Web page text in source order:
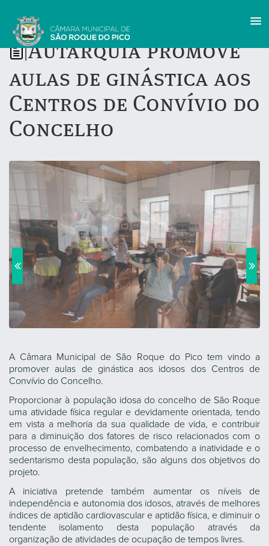
Autarquia promove
aulas de ginástica aos
Centros de Convívio do
Concelho
A Câmara Municipal de São Roque do Pico tem vindo a
promover aulas de ginástica aos idosos dos Centros de
Convívio do Concelho.
Proporcionar à população idosa do concelho de São Roque
uma atividade física regular e devidamente orientada, tendo
em vista a melhoria da sua qualidade de vida, e contribuir
para a diminuição dos fatores de risco relacionados com o
processo de envelhecimento, combatendo a inatividade e o
sedentarismo desta população, são alguns dos objetivos do
projeto.
A iniciativa pretende também aumentar os níveis de
independência e autonomia dos idosos, através de melhores
índices de aptidão cardiovascular e aptidão física, e diminuir o
tendente isolamento desta população através da
organização de atividades de ocupação de tempos livres.